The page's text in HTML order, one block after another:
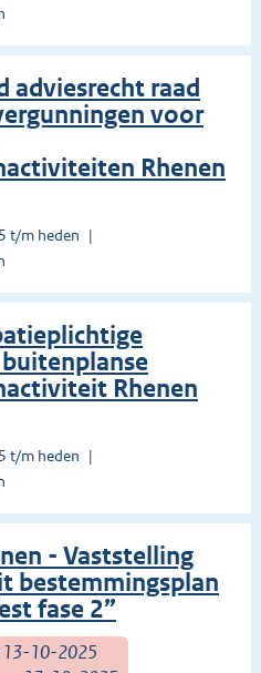
adviesrecht raad
voor
Rhenen
t/m heden
Rhenen
t/m heden
- Vaststelling
bestemmingsplan
fase 2”
13-10-2025